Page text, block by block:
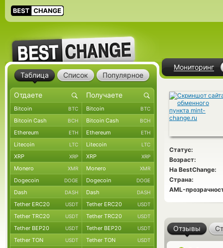
Мониторинг
Статус:
Возраст:
На BestChange:
Страна:
AML-
Отзывы
Таблица Список Популярное
Bitcoin BTC Bitcoin BTC
Bitcoin Cash BCH Bitcoin Cash BCH
Ethereum ETH Ethereum ETH
Litecoin LTC Litecoin LTC
XRP XRP XRP XRP
Monero XMR Monero XMR
Dogecoin DOGE Dogecoin DOGE
Dash DASH Dash DASH
Tether ERC20 USDT Tether ERC20 USDT
Tether TRC20 USDT Tether TRC20 USDT
Tether BEP20 USDT Tether BEP20 USDT
Tether TON USDT Tether TON USDT